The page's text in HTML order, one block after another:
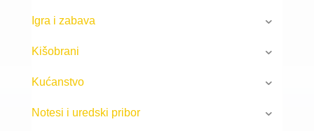
Igra i zabava
Kišobrani
Kućanstvo
Notesi i uredski pribor